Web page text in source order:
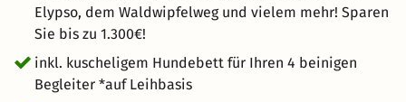
Elypso, dem Waldwipfelweg und vielem mehr! Sparen
Sie bis zu 1.300€!
inkl. kuscheligem Hundebett für Ihren 4 beinigen
Begleiter *auf Leihbasis